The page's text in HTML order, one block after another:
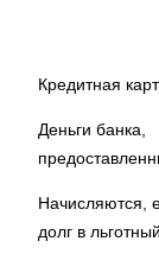
Кредитная
Деньги банка,
Начисляются,
долг в